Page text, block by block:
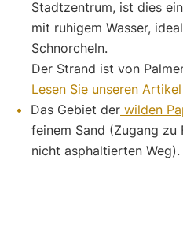
Stadtzentrum, ist dies
mit ruhigem Wasser,
Schnorcheln.
Der Strand ist von
Lesen Sie unseren
Das Gebiet der wilden
feinem Sand (Zugang zu
nicht asphaltierten Weg).